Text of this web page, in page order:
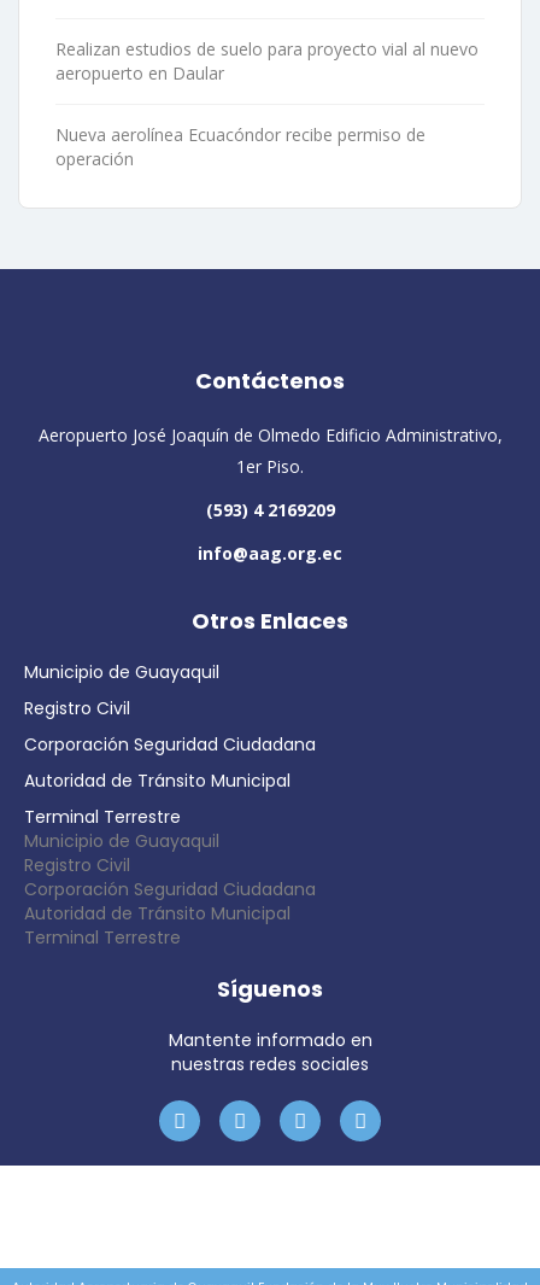
Realizan estudios de suelo para proyecto vial al nuevo
aeropuerto en Daular
Nueva aerolínea Ecuacóndor recibe permiso de
operación
Contáctenos
Aeropuerto José Joaquín de Olmedo Edificio Administrativo,
1er Piso.
(593) 4 2169209
info@aag.org.ec
Otros Enlaces
Municipio de Guayaquil
Registro Civil
Corporación Seguridad Ciudadana
Autoridad de Tránsito Municipal
Terminal Terrestre
Municipio de Guayaquil
Registro Civil
Corporación Seguridad Ciudadana
Autoridad de Tránsito Municipal
Terminal Terrestre
Síguenos
Mantente informado en
nuestras redes sociales